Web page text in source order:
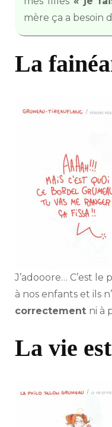
mère ça a besoin
La
J’adooore… C’est
à nos enfants et ils
correctement ni à
La vie